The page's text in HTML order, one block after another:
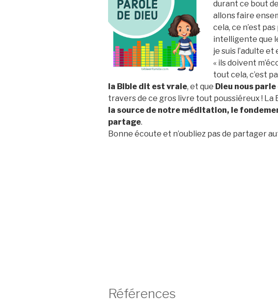
durant ce bout
allons faire
cela, ce n’est
intelligente que
je suis l’adulte
« ils doivent
tout cela, c’est
la Bible dit est vraie, et que Dieu nous
travers de ce gros livre tout poussiéreux ! La
la source de notre méditation, le
partage.
Bonne écoute et n’oubliez pas de partager
Références